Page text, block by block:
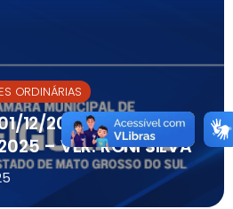
ORDINÁRIAS
12/2025) –
– VER. RONI SILVA